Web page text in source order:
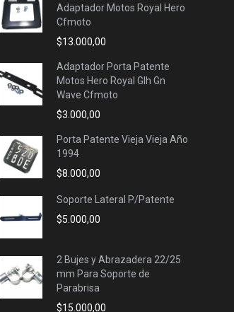
Adaptador Motos Royal Hero
Cfmoto
$13.000,00
Adaptador Porta Patente
Motos Hero Royal Glh Gn
Wave Cfmoto
$3.000,00
Porta Patente Vieja Vieja Año
1994
$8.000,00
Soporte Lateral P/Patente
$5.000,00
2 Bujes y Abrazadera 22/25
mm Para Soporte de
Parabrisa
$15.000,00